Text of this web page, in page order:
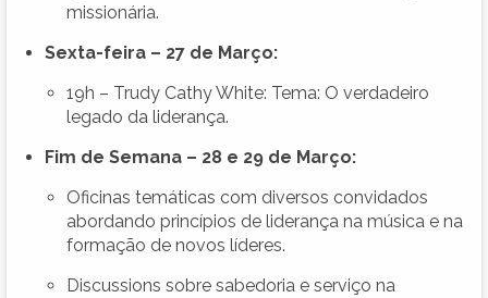
missionária.
Sexta-feira – 27 de Março:
19h – Trudy Cathy White: Tema: O verdadeiro
legado da liderança.
Fim de Semana – 28 e 29 de Março:
Oficinas temáticas com diversos convidados
abordando princípios de liderança na música e na
formação de novos líderes.
Discussions sobre sabedoria e serviço na